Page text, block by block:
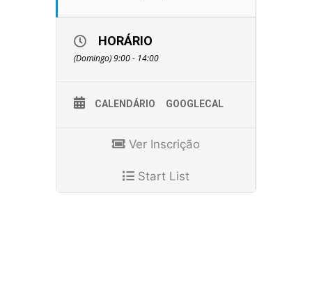
HORÁRIO
(Domingo) 9:00 - 14:00
CALENDÁRIO GOOGLECAL
Ver Inscrição
Start List